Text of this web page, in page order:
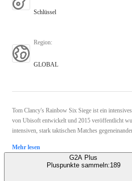
Schlüssel
Region:
GLOBAL
Tom Clancy's Rainbow Six Siege ist ein
von Ubisoft entwickelt und 2015 veröffentlicht
intensiven, stark taktischen Matches
Mehr lesen
G2A Plus
Pluspunkte sammeln:189